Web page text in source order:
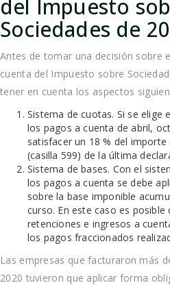
del Impuesto
Sociedades de
Antes de tomar una decisión sobre
cuenta del Impuesto sobre
tener en cuenta los aspectos
Sistema de cuotas. Si se elige
los pagos a cuenta de abril,
satisfacer un 18 % del
(casilla 599) de la última
Sistema de bases. Con el
los pagos a cuenta se debe
sobre la base imponible
curso. En este caso es
retenciones e ingresos a
los pagos fraccionados
Las empresas que facturaron más
2020 tuvieron que aplicar forma